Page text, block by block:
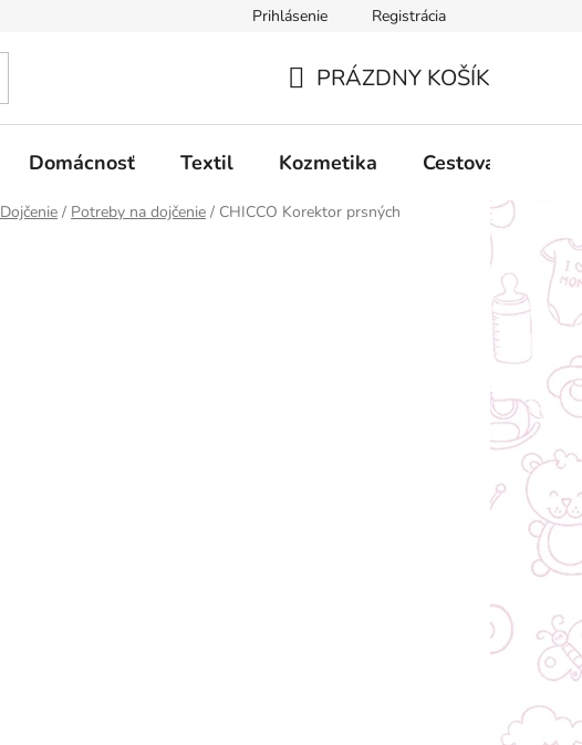
Obchodné podmienky Podmienky ochrany
Prihlásenie Registrácia
KOŠÍK
PRÁZDNY KOŠÍK
Domácnosť Textil Kozmetika Cestovanie
Dojčenie / Potreby na dojčenie / CHICCO Korektor prsných